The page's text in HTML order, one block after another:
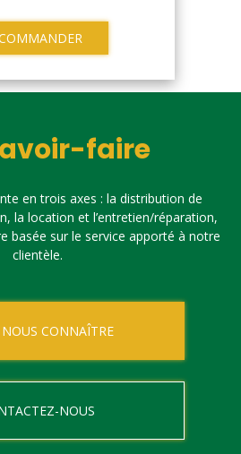
faire
en trois axes : la distribution de
la location et l’entretien/réparation,
basée sur le service apporté à notre
clientèle.
CONNAÎTRE
NOUS